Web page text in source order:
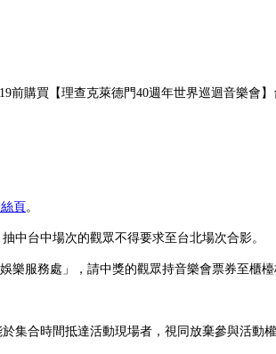
購買【理查克萊德門40週年世界巡迴音樂會
頁 。
中台中場次的觀眾不得要求至台北場次合影。
樂服務處」，請中獎的觀眾持音樂會票券至櫃
集合時間抵達活動現場者，視同放棄參與活動